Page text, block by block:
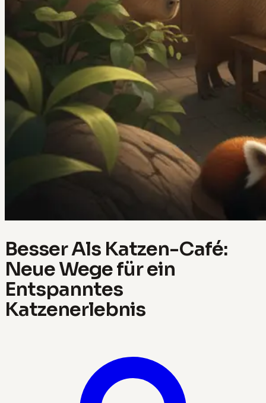
Besser Als Katzen-Café:
Neue Wege für ein
Entspanntes
Katzenerlebnis